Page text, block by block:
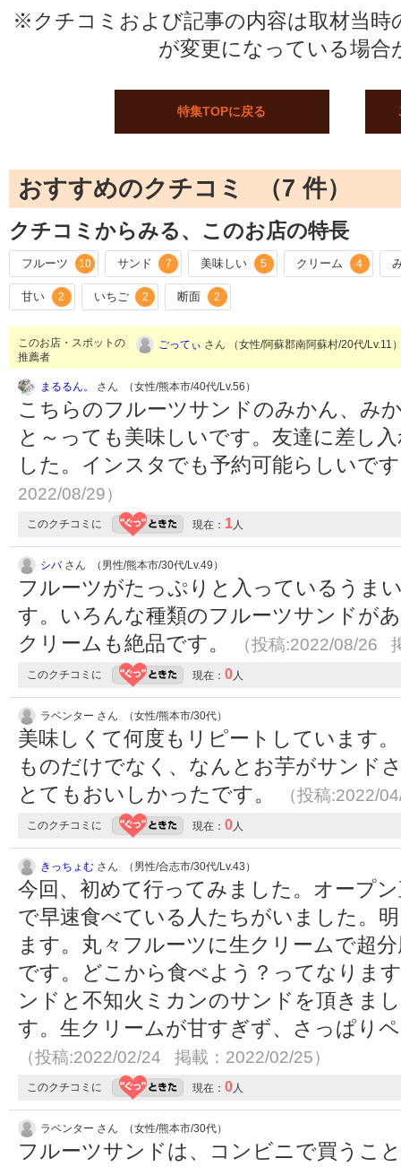
※クチコミおよび記事の内容は取材当時
が変更になっている場合
特集TOPに戻る
おすすめのクチコミ （7 件）
クチコミからみる、このお店の特長
フルーツ 10 サンド 7 美味しい 5 クリーム 4
甘い 2 いちご 2 断面 2
このお店・スポットの
推薦者
ごってぃ さん （女性/阿蘇郡南阿蘇村/20代/Lv.11
まるるん。 さん （女性/熊本市/40代/Lv.56）
こちらのフルーツサンドのみかん、み
と～っても美味しいです。友達に差し
した。インスタでも予約可能らしいで
2022/08/29）
このクチコミに 現在： 1人
シバさん （男性/熊本市/30代/Lv.49）
フルーツがたっぷりと入っているうま
す。いろんな種類のフルーツサンドが
クリームも絶品です。
（投稿:2022/08/26
このクチコミに 現在： 0人
ラベンター さん （女性/熊本市/30代）
美味しくて何度もリピートしています
ものだけでなく、なんとお芋がサンド
とてもおいしかったです。
（投稿:2022/
このクチコミに 現在： 0人
きっちょむ さん （男性/合志市/30代/Lv.43）
今回、初めて行ってみました。オープ
で早速食べている人たちがいました。
ます。丸々フルーツに生クリームで超
です。どこから食べよう？ってなりま
ンドと不知火ミカンのサンドを頂きま
す。生クリームが甘すぎず、さっぱり
（投稿:2022/02/24 掲載：2022/02/25）
このクチコミに 現在： 0人
ラベンター さん （女性/熊本市/30代）
フルーツサンドは、コンビニで買うこ